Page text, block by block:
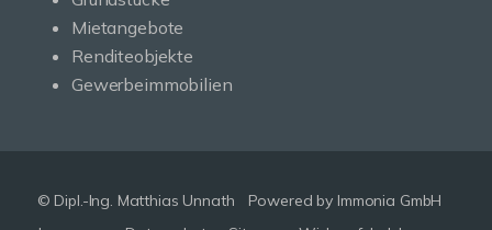
Mietangebote
Renditeobjekte
Gewerbeimmobilien
© Dipl.-Ing. Matthias Unnath
Powered by Immonia GmbH